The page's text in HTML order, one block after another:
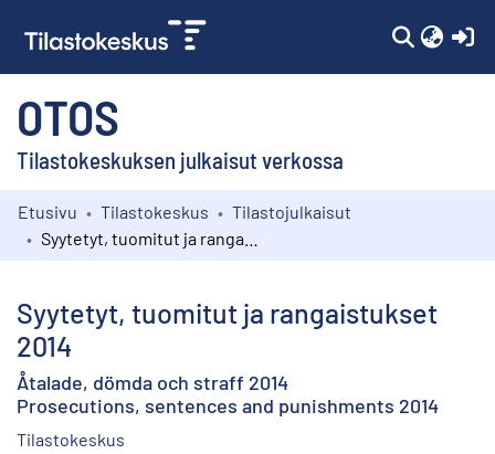
OTOS
Tilastokeskuksen julkaisut verkossa
Kokoelmat
Etusivu Tilastokeskus
Tilastojulkaisut
Syytetyt, tuomitut ja rangaistukset
2014
Åtalade, dömda och straff 2014
Prosecutions, sentences and punishments 2014
Tilastokeskus